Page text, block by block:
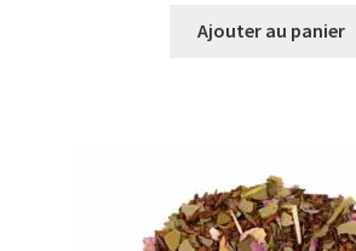
Ajouter au panier